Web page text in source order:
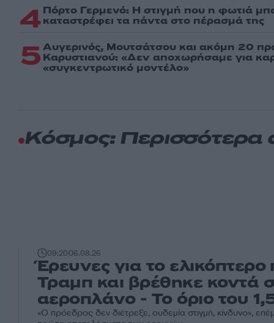
4 Πόρτο Γερμενό: Η στιγμή που η φωτιά
καταστρέφει τα πάντα στο πέρασμά της
5Αυγερινός, Μουτσάτσου και ακόμη 20
Καρυστιανού: «Δεν αποχωρήσαμε για
«συγκεντρωτικό μοντέλο»
Κόσμος: Περισσότερα
09:2006.08.26
Έρευνες για το
Τραμπ και βρέθηκε κοντά
αεροπλάνο - Το όριο του
«Ο πρόεδρος δεν διέτρεξε, ουδεμία στιγμή, κίνδυνο»,